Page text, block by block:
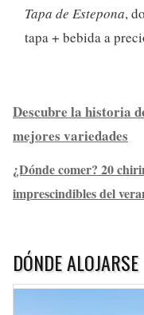
Tapa de Estepona,
tapa + bebida a
Descubre la historia
mejores variedades
¿Dónde comer? 20
imprescindibles del
DÓNDE ALOJARSE